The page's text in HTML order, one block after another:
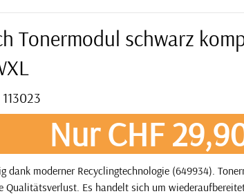
Tonermodul schwarz
Nur CHF
dank moderner Recyclingtechnologie (649934).
Qualitätsverlust. Es handelt sich um